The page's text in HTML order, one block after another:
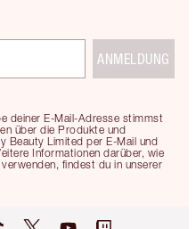
deiner E-Mail-Adresse stimmst
über die Produkte und
Beauty Limited per E-Mail und
Informationen darüber, wie
findest du in unserer
ANMELDUNG